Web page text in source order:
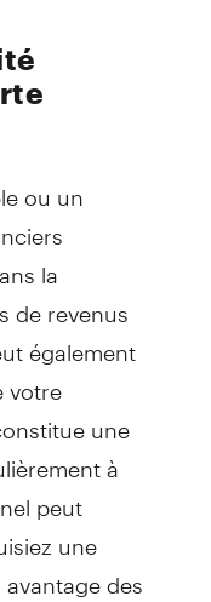
ou un
la
de revenus
également
votre
une
à
peut
une
des